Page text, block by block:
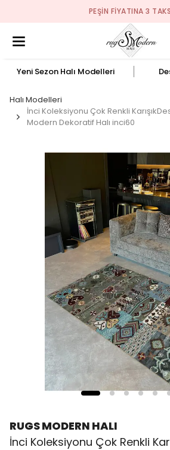
PEŞIN FIYATINA 3
Yeni Sezon Halı Modelleri
Halı Modelleri
İnci Koleksiyonu Çok Renkli
Modern Dekoratif Halı inci60
RUGS MODERN HALI
İnci Koleksiyonu Çok Renkli